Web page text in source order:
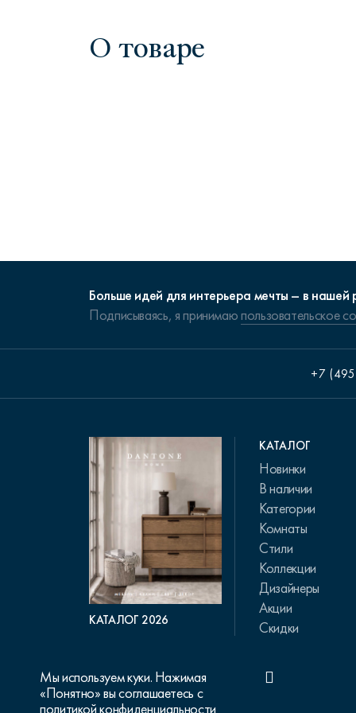
О товаре
Мы используем куки. Нажимая
«Понятно» вы соглашаетесь с
политикой конфиденциальности
Больше идей для интерьера мечты – в нашей
Подписываясь, я принимаюпользовательское
+7
КАТАЛОГ 2026
КАТАЛОГ
Новинки
В наличии
Категории
Комнаты
Стили
Коллекции
Дизайнеры
Акции
Скидки